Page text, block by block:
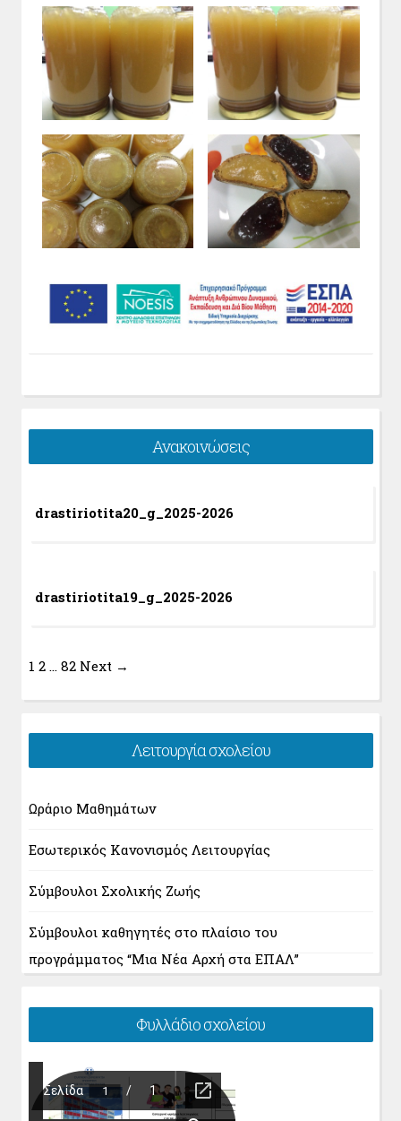
Ανακοινώσεις
drastiriotita20_g_2025-2026
drastiriotita19_g_2025-2026
1 2 … 82 Next →
Λειτουργία σχολείου
Ωράριο Μαθημάτων
Εσωτερικός Κανονισμός Λειτουργίας
Σύμβουλοι Σχολικής Ζωής
Σύμβουλοι καθηγητές στο πλαίσιο του
προγράμματος “Μια Νέα Αρχή στα ΕΠΑΛ”
Φυλλάδιο σχολείου